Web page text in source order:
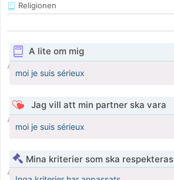
Religionen
A lite om mig
moi je suis sérieux
Jag vill att min partner ska vara
moi je suis sérieux
Mina kriterier som ska respekteras